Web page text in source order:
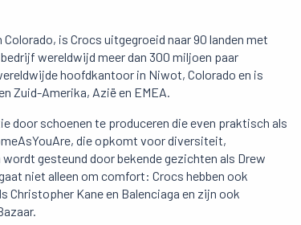
is Crocs uitgegroeid naar 90 landen met
wereldwijd meer dan 300 miljoen paar
hoofdkantoor in Niwot, Colorado en is
Zuid-Amerika, Azië en EMEA.
door schoenen te produceren die even praktisch als
die opkomt voor diversiteit,
gesteund door bekende gezichten als Drew
niet alleen om comfort: Crocs hebben ook
Kane en Balenciaga en zijn ook